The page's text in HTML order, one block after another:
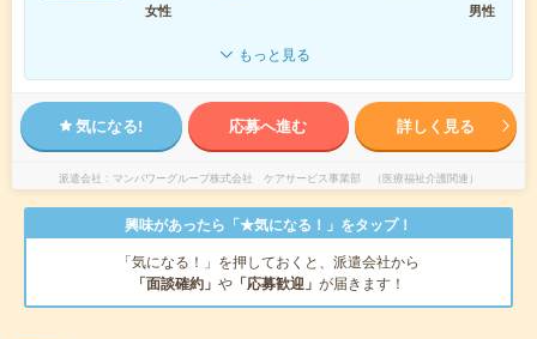
女性
男性
もっと見る
気になる! 応募へ進む 詳しく見る
派遣会社 マンパワーグループ株式会社 ケアサービス事業部 （医療福祉介護関連）
興味があったら「★気になる！」をタップ！
「気になる！」を押しておくと、派遣会社から
「面談確約」 や 「応募歓迎」 が届きます！